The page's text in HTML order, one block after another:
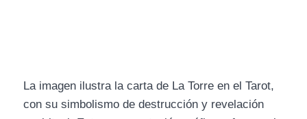
La imagen ilustra la carta de La Torre en el Tarot,
con su simbolismo de destrucción y revelación